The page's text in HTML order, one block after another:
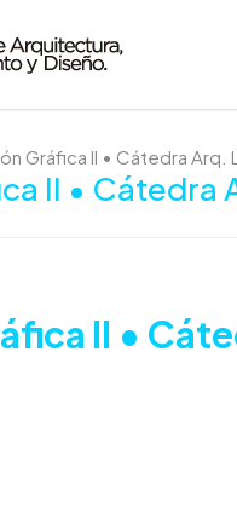
Gráfica II • Cátedra Arq.
II • Cátedra
II •